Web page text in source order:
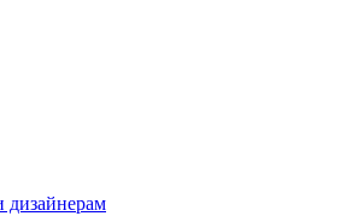
дизайнерам